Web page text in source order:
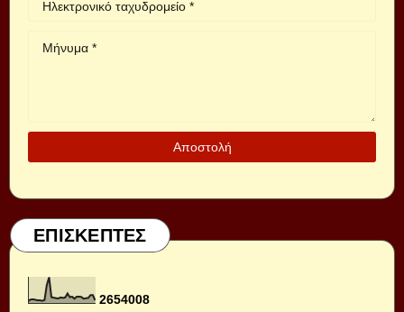
ΕΠΙΣΚΕΠΤΕΣ
2654008